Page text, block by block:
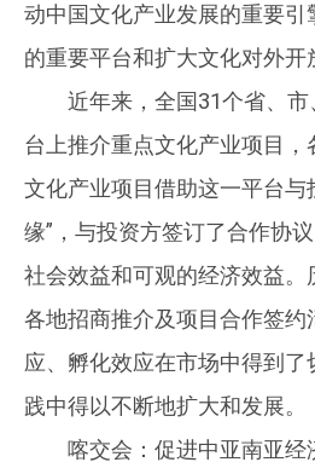
动中国文化产业发展的重要
的重要平台和扩大文化对外开
近年来，全国31个省、市
台上推介重点文化产业项目
文化产业项目借助这一平台与
缘”，与投资方签订了合作协
社会效益和可观的经济效益。
各地招商推介及项目合作签约
应、孵化效应在市场中得到
践中得以不断地扩大和发展。
喀交会：促进中亚南亚经